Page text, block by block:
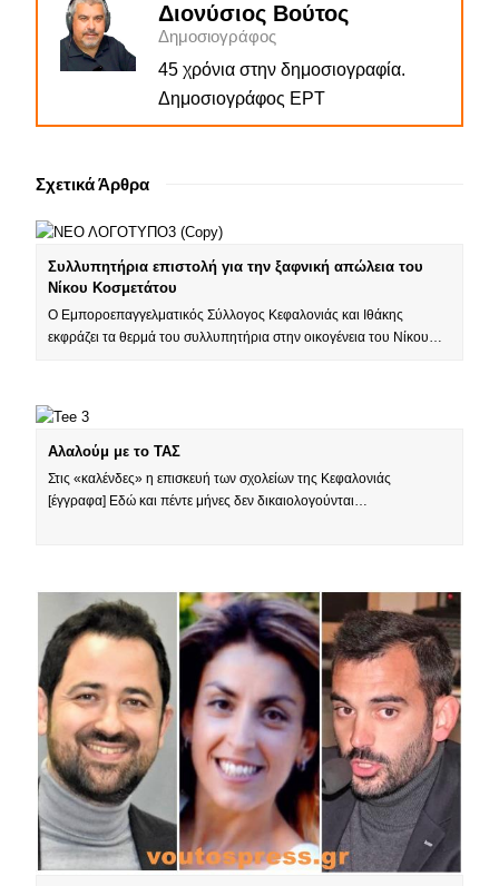
Διονύσιος Βούτος
Δημοσιογράφος
45 χρόνια στην δημοσιογραφία.
Δημοσιογράφος ΕΡΤ
Σχετικά Άρθρα
Συλλυπητήρια επιστολή για την ξαφνική απώλεια του
Νίκου Κοσμετάτου
Ο Εμποροεπαγγελματικός Σύλλογος Κεφαλονιάς και Ιθάκης
εκφράζει τα θερμά του συλλυπητήρια στην οικογένεια του Νίκου…
Αλαλούμ με το ΤΑΣ
Στις «καλένδες» η επισκευή των σχολείων της Κεφαλονιάς
[έγγραφα] Εδώ και πέντε μήνες δεν δικαιολογούνται…